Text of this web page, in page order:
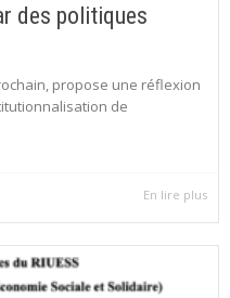
des politiques
propose une réflexion
de
En lire plus